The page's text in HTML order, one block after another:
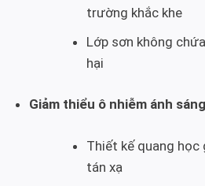
trường khắc khe
Lớp sơn không
hại
Giảm thiểu ô nhiễm ánh sáng
Thiết kế quang học
tán xạ